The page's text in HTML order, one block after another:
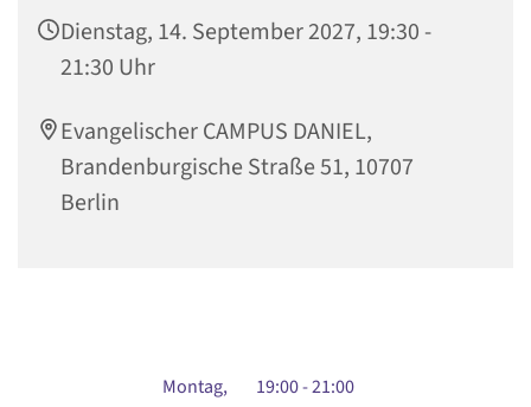
Dienstag, 14. September 2027, 19:30 -
21:30 Uhr
Evangelischer CAMPUS DANIEL,
Brandenburgische Straße 51, 10707
Berlin
Montag, 19:00 - 21:00